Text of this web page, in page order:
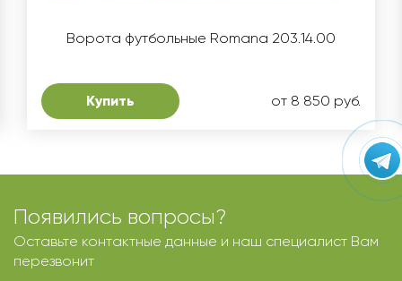
Ворота футбольные Romana 203.14.00
Купить от 8 850 руб.
Появились вопросы?
Оставьте контактные данные и наш специалист Вам
перезвонит